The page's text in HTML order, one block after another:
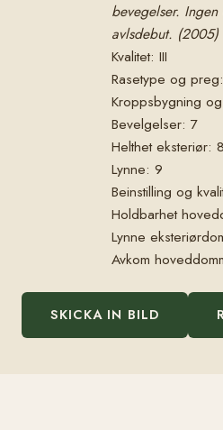
bevegelser.
avlsdebut. (2005)
Kvalitet: III
Rasetype og
Kroppsbygning
Bevelgelser: 7
Helthet eksteriør: 8
Lynne: 9
Beinstilling og
Holdbarhet
Lynne
Avkom
SKICKA IN BILD